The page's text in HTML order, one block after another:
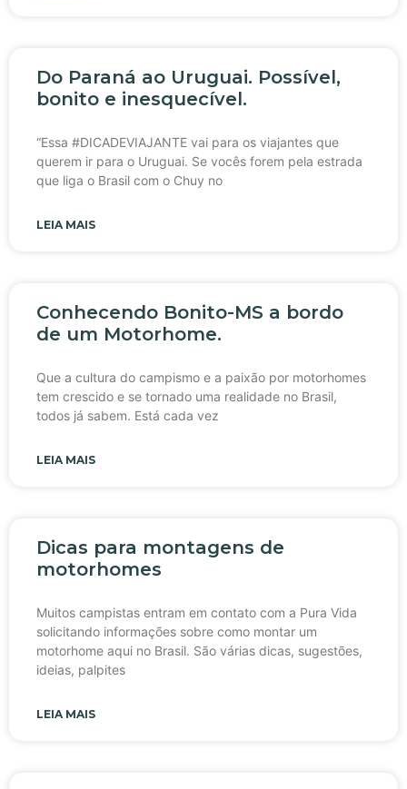
Do Paraná ao Uruguai. Possível,
bonito e inesquecível.
“Essa #DICADEVIAJANTE vai para os viajantes que
querem ir para o Uruguai. Se vocês forem pela estrada
que liga o Brasil com o Chuy no
LEIA MAIS
Conhecendo Bonito-MS a bordo
de um Motorhome.
Que a cultura do campismo e a paixão por motorhomes
tem crescido e se tornado uma realidade no Brasil,
todos já sabem. Está cada vez
LEIA MAIS
Dicas para montagens de
motorhomes
Muitos campistas entram em contato com a Pura Vida
solicitando informações sobre como montar um
motorhome aqui no Brasil. São várias dicas, sugestões,
ideias, palpites
LEIA MAIS